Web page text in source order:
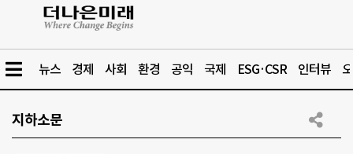
뉴스 경제 사회 환경 공익 국제 ESG·CSR 인터뷰
지하소문